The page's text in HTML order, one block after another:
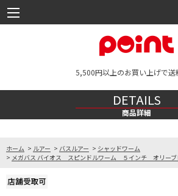
5,500円以上のお買い上げで送
DETAILS
商品詳細
ホーム > ルアー > バスルアー > シャッドワーム
> メガバス バイオス スピンドルワーム ５インチ オリーブ